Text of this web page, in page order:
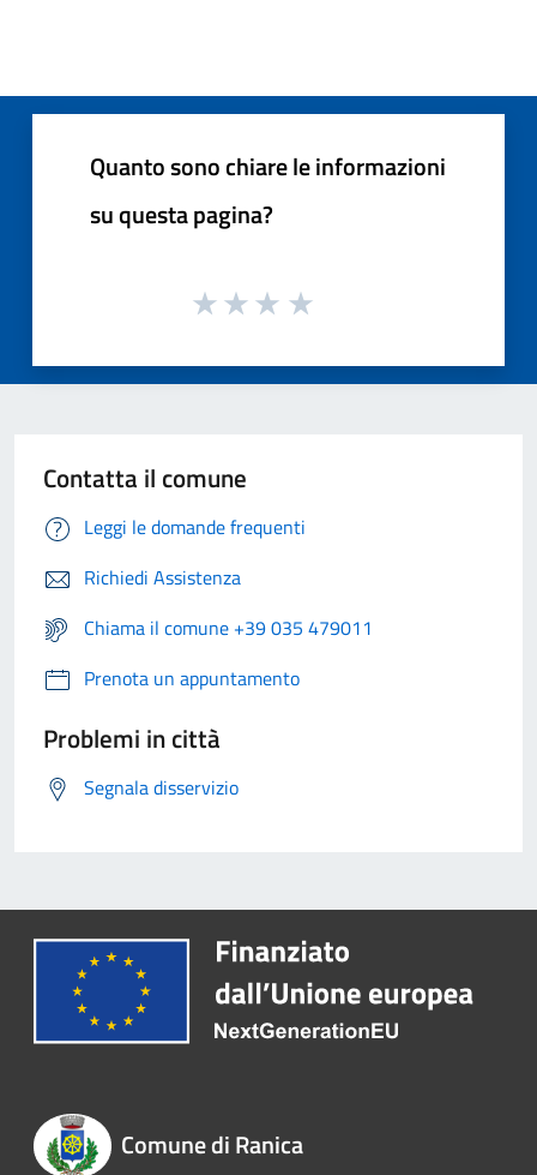
Quanto sono chiare le informazioni
su questa pagina?
Contatta il comune
Leggi le domande frequenti
Richiedi Assistenza
Chiama il comune +39 035 479011
Prenota un appuntamento
Problemi in città
Segnala disservizio
Comune di Ranica